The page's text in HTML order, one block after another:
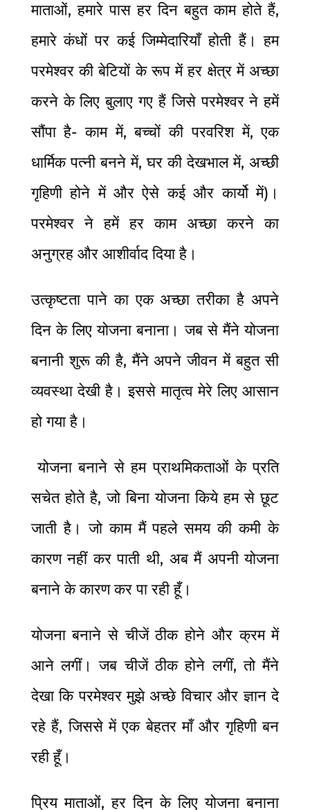
माताओं, हमारे पास हर दिन बहुत काम होते हैं,
हमारे कंधों पर कई जिम्मेदारियाँ होती हैं। हम
परमेश्वर की बेटियों के रूप में हर क्षेत्र में अच्छा
करने के लिए बुलाए गए हैं जिसे परमेश्वर ने हमें
सौंपा है- काम में, बच्चों की परवरिश में, एक
धार्मिक पत्नी बनने में, घर की देखभाल में, अच्छी
गृहिणी होने में और ऐसे कई और कार्यो में) ।
परमेश्वर ने हमें हर काम अच्छा करने का
अनुग्रह और आशीर्वाद दिया है।
उत्कृष्टता पाने का एक अच्छा तरीका है अपने
दिन के लिए योजना बनाना। जब से मैंने योजना
बनानी शुरू की है, मैंने अपने जीवन में बहुत सी
व्यवस्था देखी है। इससे मातृत्व मेरे लिए आसान
हो गया है।
योजना बनाने से हम प्राथमिकताओं के प्रति
सचेत होते है, जो बिना योजना किये हम से छूट
जाती है। जो काम मैं पहले समय की कमी के
कारण नहीं कर पाती थी, अब मैं अपनी योजना
बनाने के कारण कर पा रही हूँ।
योजना बनाने से चीजें ठीक होने और क्रम में
आने लगीं। जब चीजें ठीक होने लगीं, तो मैंने
देखा कि परमेश्वर मुझे अच्छे विचार और ज्ञान दे
रहे हैं, जिससे में एक बेहतर माँ और गृहिणी बन
रही हूँ।
प्रिय माताओं, हर दिन के लिए योजना बनाना